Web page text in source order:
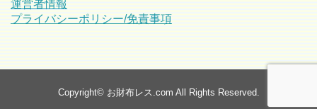
運営者情報
プライバシーポリシー/免責事項
Copyright© お財布レス.com All Rights Reserved.